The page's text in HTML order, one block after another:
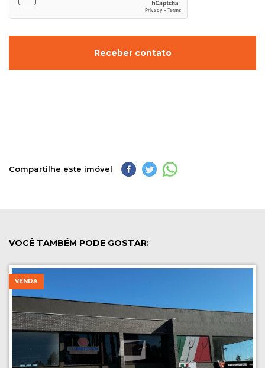
Receber contato
Compartilhe este imóvel
VOCÊ TAMBÉM PODE GOSTAR:
VENDA